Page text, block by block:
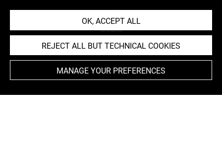
Cookies
Credits
Accessibility : non compliant
OK, ACCEPT ALL
REJECT ALL BUT TECHNICAL COOKIES
MANAGE YOUR PREFERENCES